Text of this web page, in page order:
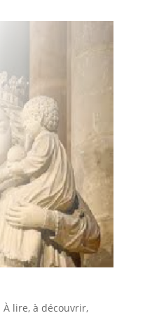
À lire, à découvrir,